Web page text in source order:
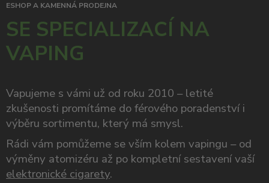
ESHOP A KAMENNÁ PRODEJNA
SE SPECIALIZACÍ NA
VAPING
Vapujeme s vámi už od roku 2010 – letité
zkušenosti promítáme do férového poradenství i
výběru sortimentu, který má smysl.
Rádi vám pomůžeme se vším kolem vapingu – od
výměny atomizéru až po kompletní sestavení vaší
elektronické cigarety.